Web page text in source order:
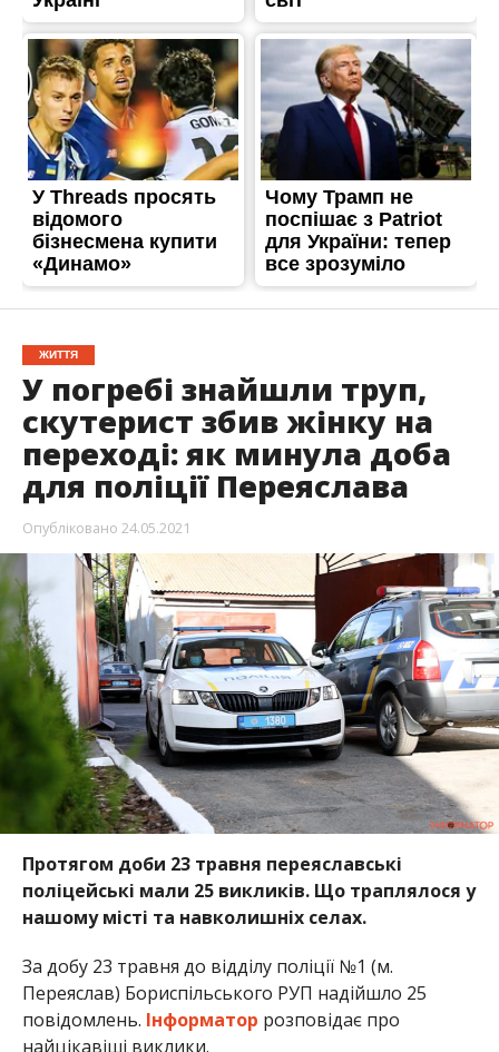
ЖИТТЯ
У погребі знайшли труп,
скутерист збив жінку на
переході: як минула доба
для поліції Переяслава
Опубліковано 24.05.2021
Протягом доби 23 травня переяславські
поліцейські мали 25 викликів. Що траплялося у
нашому місті та навколишніх селах.
За добу 23 травня до відділу поліції №1 (м.
Переяслав) Бориспільського РУП надійшло 25
повідомлень. Інформатор розповідає про
найцікавіші виклики.